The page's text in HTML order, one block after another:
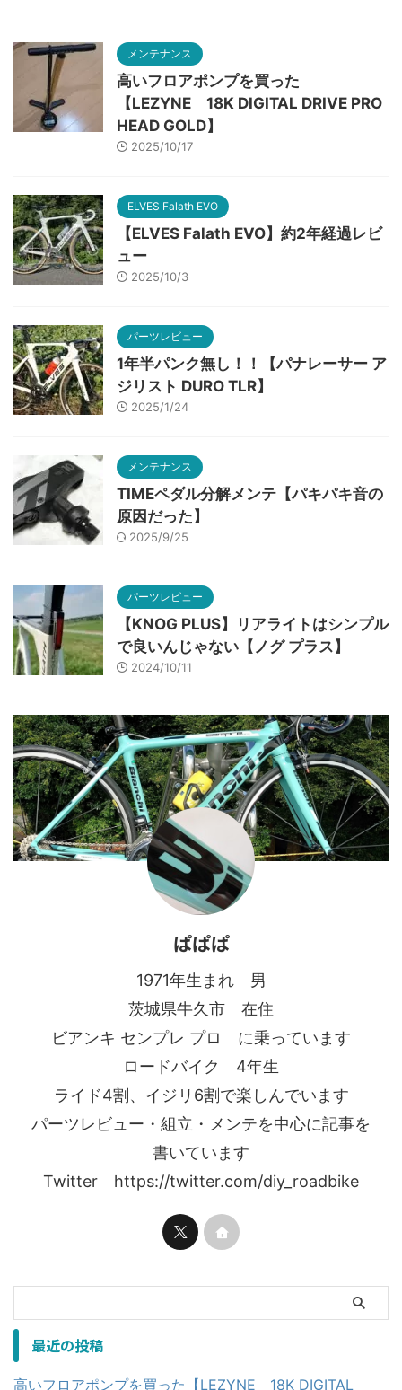
メンテナンス
高いフロアポンプを買った
【LEZYNE 18K DIGITAL DRIVE PRO
HEAD GOLD】
2025/10/17
ELVES Falath EVO
【ELVES Falath EVO】約2年経過レビ
ュー
2025/10/3
パーツレビュー
1年半パンク無し！！【パナレーサー ア
ジリスト DURO TLR】
2025/1/24
メンテナンス
TIMEペダル分解メンテ【パキパキ音の
原因だった】
2025/9/25
パーツレビュー
【KNOG PLUS】リアライトはシンプル
で良いんじゃない【ノグ プラス】
2024/10/11
ぱぱぱ
1971年生まれ 男
茨城県牛久市 在住
ビアンキ センプレ プロ に乗っています
ロードバイク 4年生
ライド4割、イジリ6割で楽しんでいます
パーツレビュー・組立・メンテを中心に記事を
書いています
Twitter https://twitter.com/diy_roadbike
最近の投稿
高いフロアポンプを買った【LEZYNE 18K DIGITAL